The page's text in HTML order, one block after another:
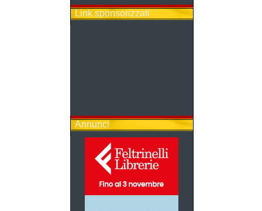
Link sponsorizzati
Annunci